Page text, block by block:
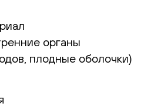
органы
плодные оболочки)